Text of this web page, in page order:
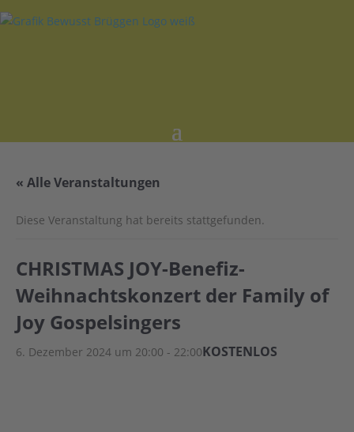
« Alle Veranstaltungen
Diese Veranstaltung hat bereits stattgefunden.
CHRISTMAS JOY-Benefiz-
Weihnachtskonzert der Family of
Joy Gospelsingers
6. Dezember 2024 um 20:00 - 22:00KOSTENLOS